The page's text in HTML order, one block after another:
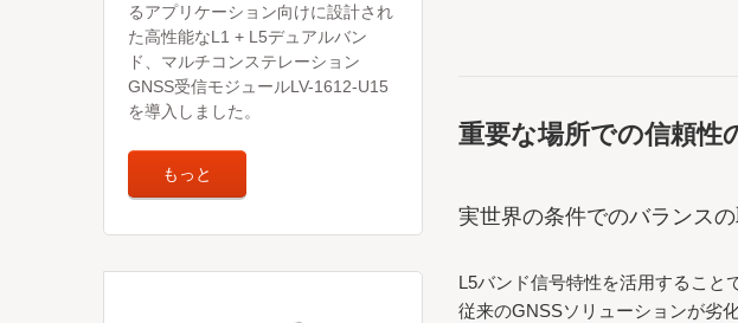
るアプリケーション向けに設計され
た高性能なL1 + L5デュアルバン
ド、マルチコンステレーション
GNSS受信モジュールLV-1612-U15
を導入しました。
もっと
重要な場所での信頼性
実世界の条件でのバランス
L5バンド信号特性を活用すること
従来のGNSSソリューションが劣